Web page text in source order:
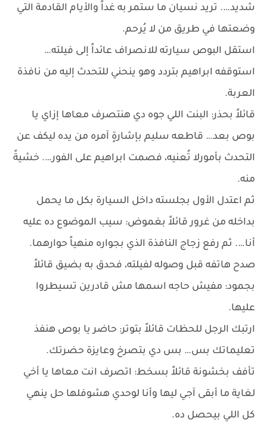
شديد…. تريد نسيان ما ستمر به غداً والأيام القادمة التي
وضعتها في طريق من لا يُرحم.
استقل البوص سيارته للانصراف عائداً إلى فيلته…
استوقفه ابراهيم بتردد وهو ينحني للتحدث إليه من نافذة
العربة.
قائلاً بحذر: البنت اللي جوه دي هنتصرف معاها إزاي يا
بوص بعد… قاطعه سليم بإشارةٍ آمره من يده ليكف عن
التحدث بأمورلا تُعنيه، فصمت ابراهيم على الفور…. خشيةً
منه.
ثم اعتدل الأول بجلسته داخل السيارة بكل ما يحمل
بداخله من غرور قائلاً بغموض: سيب الموضوع ده عليه
أنا…. ثم رفع زجاج النافذة الذي بجواره منهياً حوارهما.
صدح هاتفه قبل وصوله لفيلته، فحدق به بضيق قائلاً
بجمود: مفيش حاجه اسمها مش قادرين تسيطروا
عليها.
ارتبك الرجل للحظات قائلاً بتوتر: حاضر يا بوص هنفذ
تعليماتك بس… بس دي بتصرخ وعايزة حضرتك.
تأفف بخشونة قائلاً بسخط: اتصرف انت معاها يا أخي
لغاية ما أبقى آجي ليها وأنا لوحدي هشوفلها حل ينهي
كل اللي بيحصل ده.